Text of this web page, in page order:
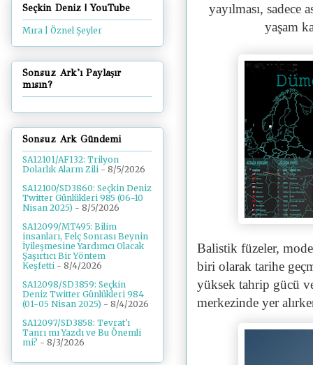
yayılması, sadece
yaşam
Balistik füzeler,
biri olarak tarihe
yüksek tahrip gücü
merkezinde yer
Seçkin Deniz | YouTube
Mıra | Öznel Şeyler
Sonsuz Ark'ı Paylaşır
mısın?
Sonsuz Ark Gündemi
SA12101/AF132: Trilyon
Dolarlık Alarm Zili - 8/5/2026
SA12100/SD3860: Seçkin Deniz
Twitter Günlükleri 985 (06-10
Nisan 2025) - 8/5/2026
SA12099/MT495: Bilim
insanları, Felç Sonrası Beynin
İyileşmesine Yardımcı Olacak
Şaşırtıcı Bir Yöntem
Keşfetti - 8/4/2026
SA12098/SD3859: Seçkin
Deniz Twitter Günlükleri 984
(01-05 Nisan 2025) - 8/4/2026
SA12097/SD3858: Tevrat'ı
Tanrı mı Yazdı ve Bu Önemli
mi? - 8/3/2026